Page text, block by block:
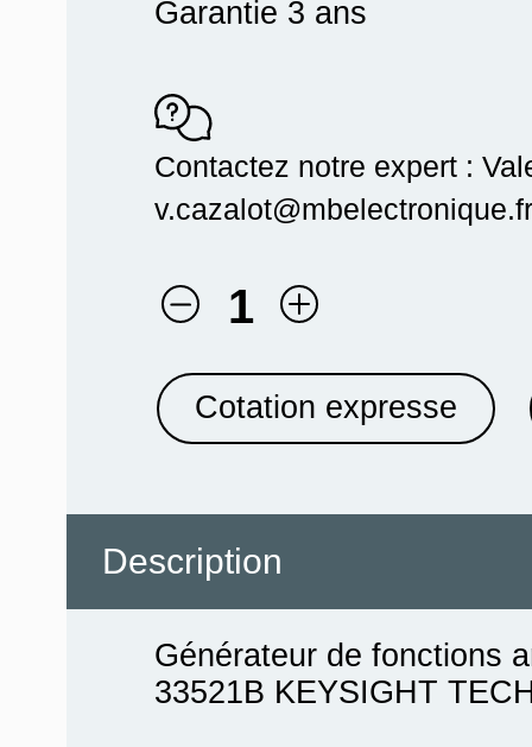
Garantie 3 ans
Contactez notre expert :
1
Cotation expresse
Description
Générateur de fonctions
33521B KEYSIGHT